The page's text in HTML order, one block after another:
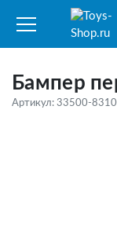
Бампер
Артикул: 33500-